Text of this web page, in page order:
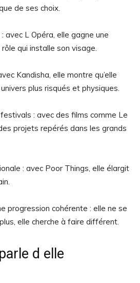
de ses choix.
avec L Opéra, elle gagne une
qui installe son visage.
Kandisha, elle montre qu’elle
plus risqués et physiques.
: avec des films comme Le
projets repérés dans les grands
: avec Poor Things, elle élargit
progression cohérente : elle ne se
elle cherche à faire différent.
d elle